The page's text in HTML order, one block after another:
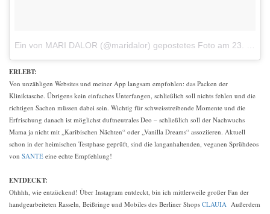
Ein von MARI DALOR (@maridalor) gepostetes Foto am 23. Sep 2016 um 10:34 Uhr
ERLEBT:
Von unzähligen Websites und meiner App langsam empfohlen: das Packen der
Kliniktasche. Übrigens kein einfaches Unterfangen, schließlich soll nichts fehlen und die
richtigen Sachen müssen dabei sein. Wichtig für schweisstreibende Momente und die
Erfrischung danach ist möglichst duftneutrales Deo – schließlich soll der Nachwuchs
Mama ja nicht mit „Karibischen Nächten“ oder „Vanilla Dreams“ assoziieren. Aktuell
schon in der heimischen Testphase geprüft, sind die langanhaltenden, veganen Sprühdeos
von SANTE eine echte Empfehlung!
ENTDECKT:
Ohhhh, wie entzückend! Über Instagram entdeckt, bin ich mittlerweile großer Fan der
handgearbeiteten Rasseln, Beißringe und Mobiles des Berliner Shops CLAUIA Außerdem